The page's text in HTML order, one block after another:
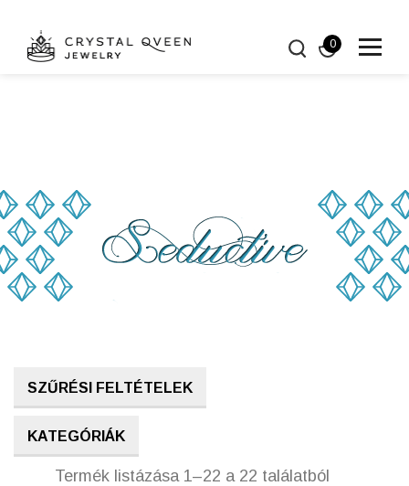
0
SZŰRÉSI FELTÉTELEK
KATEGÓRIÁK
Termék listázása 1–22 a 22 találatból